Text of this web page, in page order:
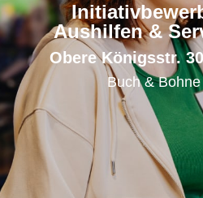
Aushilfen &
Obere Königsstr.
Buch & Bohne